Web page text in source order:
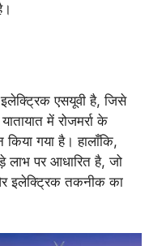
एसयूवी है, जिसे
में रोजमर्रा के
गया है। हालाँकि,
पर आधारित है, जो
इलेक्ट्रिक तकनीक का